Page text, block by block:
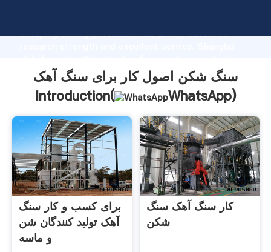
Grasping strong production capability, advanced
value and bring values to all of customers.
سنگ شکن اصول کار برای سنگ آهک
Introduction(
WhatsApp)
برای کسب و کار سنگ
آهک تولید کنندگان شن
و ماسه
کار سنگ آهک سنگ
شکن